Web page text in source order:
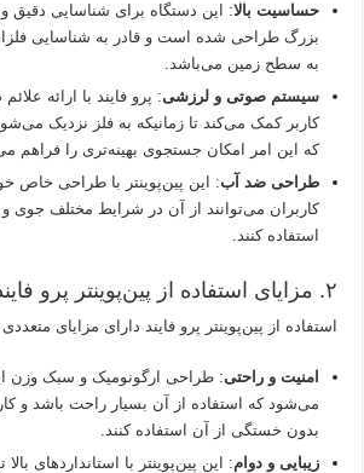
حساسیت بالا: این دستگاه برای شناسایی دقیق
بزرگ طراحی شده است و قادر به شناسایی
به سطح زمین می‌باشد.
سیستم صوتی و لرزشی: پرو فایند با ارائه
کاربر کمک می‌کند تا زمانیکه به فلز نزدیک
که این امر امکان جستجوی بهینه‌تری را فراهم
طراحی ضد آب: این پین‌پوینتر با طراحی
کاربران می‌توانند از آن در شرایط مختلف
استفاده کنند.
۲. مزایای استفاده از پین‌پوینتر پرو فایند
استفاده از پین‌پوینتر پرو فایند دارای مزایای
امنیت و راحتی: طراحی ارگونومیک و سبک وزن
می‌شود که استفاده از آن بسیار راحت باشد و
بدون خستگی از آن استفاده کنند.
زیبایی و دوام: این پین‌پوینتر با استانداردهای